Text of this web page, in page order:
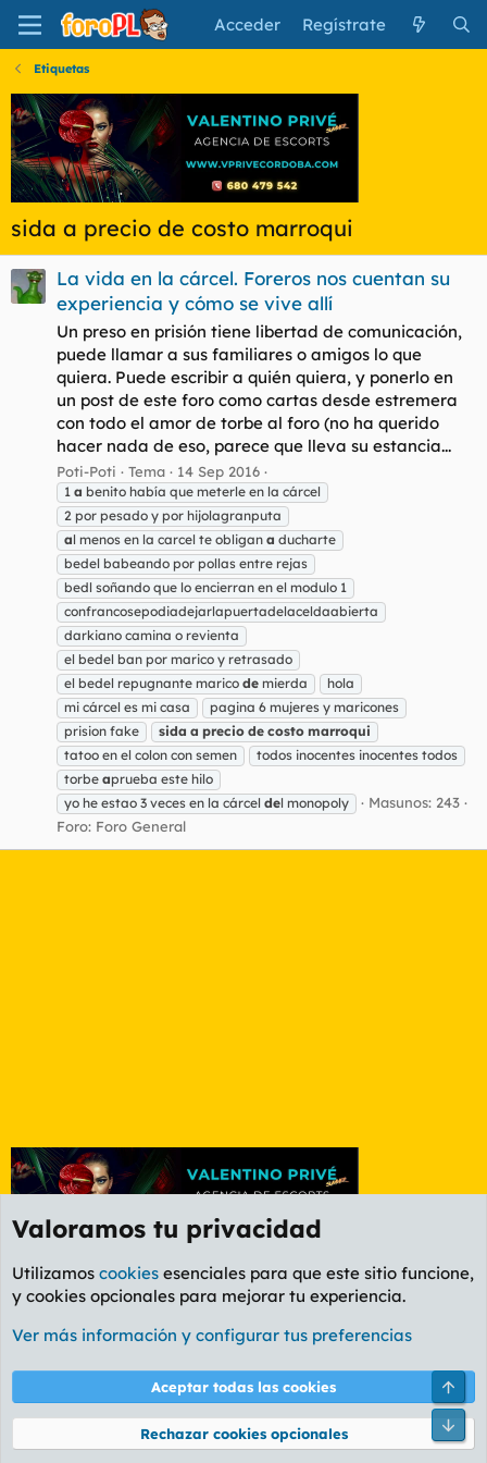
Acceder Regístrate
Etiquetas
sida a precio de costo marroqui
La vida en la cárcel. Foreros nos cuentan su
experiencia y cómo se vive allí
Un preso en prisión tiene libertad de comunicación,
puede llamar a sus familiares o amigos lo que
quiera. Puede escribir a quién quiera, y ponerlo en
un post de este foro como cartas desde estremera
con todo el amor de torbe al foro (no ha querido
hacer nada de eso, parece que lleva su estancia...
Poti-Poti Tema 14 Sep 2016
1 a benito había que meterle en la cárcel
2 por pesado y por hijolagranputa
al menos en la carcel te obligan a ducharte
bedel babeando por pollas entre rejas
bedl soñando que lo encierran en el modulo 1
confrancosepodiadejarlapuertadelaceldaabierta
darkiano camina o revienta
el bedel ban por marico y retrasado
el bedel repugnante marico de mierda
hola
mi cárcel es mi casa
pagina 6 mujeres y maricones
prision fake
sida a precio de costo marroqui
tatoo en el colon con semen
todos inocentes inocentes todos
torbe aprueba este hilo
yo he estao 3 veces en la cárcel del monopoly
Masunos: 243
Foro: Foro General
Etiquetas
Cookies
PL OLDSTYLE AMARILLO
Términos y reglas Política de privacidad Ayuda
Community platform by XenForo® © 2010-2026 XenForo Ltd.
Valoramos tu privacidad
Utilizamos cookies esenciales para que este sitio funcione,
y cookies opcionales para mejorar tu experiencia.
Ver más información y configurar tus preferencias
Aceptar todas las cookies
Rechazar cookies opcionales
Pie